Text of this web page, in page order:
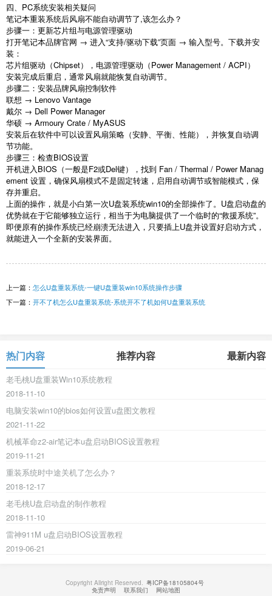
四、PC系统安装相关疑问
笔记本重装系统后风扇不能自动调节了,该怎么办？
步骤一：更新芯片组与电源管理驱动
打开笔记本品牌官网 → 进入“支持/驱动下载”页面 → 输入型号。下载并安
装：
芯片组驱动（Chipset），电源管理驱动（Power Management / ACPI）
安装完成后重启，通常风扇就能恢复自动调节。
步骤二：安装品牌风扇控制软件
联想 → Lenovo Vantage
戴尔 → Dell Power Manager
华硕 → Armoury Crate / MyASUS
安装后在软件中可以设置风扇策略（安静、平衡、性能），并恢复自动调
节功能。
步骤三：检查BIOS设置
开机进入BIOS（一般是F2或Del键），找到 Fan / Thermal / Power Manag
ement 设置，确保风扇模式不是固定转速，启用自动调节或智能模式，保
存并重启。
上面的操作，就是小白第一次U盘装系统win10的全部操作了。 U盘启动盘的
优势就在于它能够独立运行，相当于为电脑提供了一个临时的“救援系统”。
即便原有的操作系统已经崩溃无法进入，只要插上U盘并设置好启动方式，
就能进入一个全新的安装界面。
上一篇： 怎么U盘重装系统-一键U盘重装win10系统操作步骤
下一篇： 开不了机怎么U盘重装系统-系统开不了机如何U盘重装系统
热门内容 推荐内容 最新内容
老毛桃U盘重装Win10系统教程
2018-11-10
电脑安装win10的bios如何设置u盘图文教程
2021-11-22
机械革命z2-air笔记本u盘启动BIOS设置教程
2019-11-21
重装系统时中途关机了怎么办？
2018-12-17
老毛桃U盘启动盘的制作教程
2018-11-10
雷神911M u盘启动BIOS设置教程
2019-06-21
Copyright Allright Reserved.
粤ICP备18105804号
免责声明
联系我们 网站地图